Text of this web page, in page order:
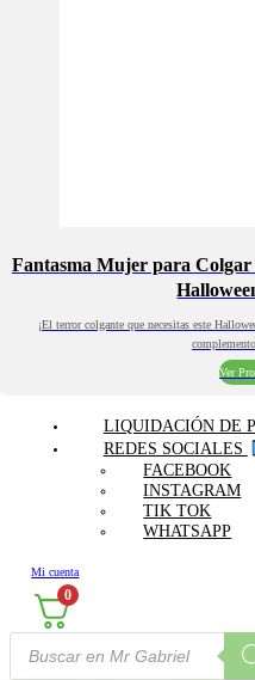
Fantasma Mujer para
¡El terror colgante que necesitas este
Ver
LIQUIDACIÓN DE
REDES SOCIALES
FACEBOOK
INSTAGRAM
TIK TOK
WHATSAPP
Mi cuenta
0
Búsqueda
productos